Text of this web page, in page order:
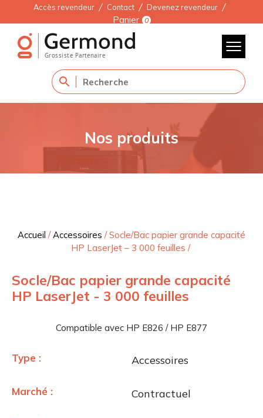
Accès revendeur Contact Devenez revendeur
Panier 0
Nos produits
Accueil /Accessoires /Socle/Bac papier grande capacité
HP LaserJet – 3 000 feuilles /
Socle/Bac papier grande capacité
HP LaserJet - 3 000 feuilles
Compatible avec HP E826 / HP E877
Type : Accessoires
Marché : Contractuel